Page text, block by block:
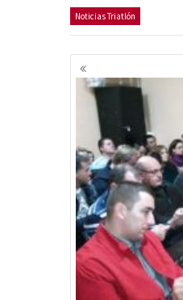
Noticias Triatlón
Navegación
de
entradas